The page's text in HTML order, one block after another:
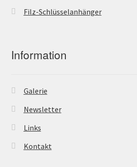
Filz-Schlüsselanhänger
Information
Galerie
Newsletter
Links
Kontakt